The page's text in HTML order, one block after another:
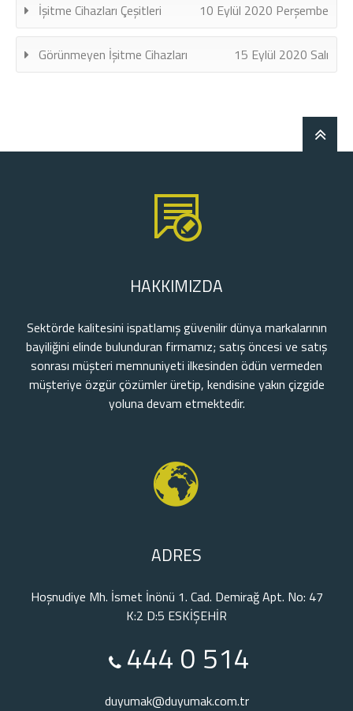
İşitme Cihazları Çeşitleri 10 Eylül 2020 Perşembe
Görünmeyen İşitme Cihazları 15 Eylül 2020 Salı
HAKKIMIZDA
Sektörde kalitesini ispatlamış güvenilir dünya markalarının
bayiliğini elinde bulunduran firmamız; satış öncesi ve satış
sonrası müşteri memnuniyeti ilkesinden ödün vermeden
müşteriye özgür çözümler üretip, kendisine yakın çizgide
yoluna devam etmektedir.
ADRES
Hoşnudiye Mh. İsmet İnönü 1. Cad. Demirağ Apt. No: 47
K:2 D:5 ESKİŞEHİR
444 0 514
duyumak@duyumak.com.tr